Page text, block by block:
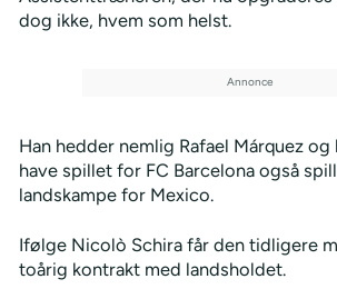
dog ikke, hvem som helst.
Han hedder nemlig Rafael Márquez
have spillet for FC Barcelona også
landskampe for Mexico.
Ifølge Nicolò Schira får den tidligere
toårig kontrakt med landsholdet.